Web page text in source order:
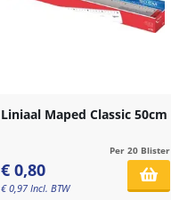
Liniaal Maped Classic 50cm
Per 20 Blister
€ 0,80
€0,97 Incl. BTW